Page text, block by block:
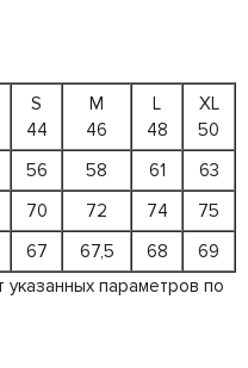
S
44
M
46
L
48
XL
50
56 58 61
63
70 72 74
75
67 67,5 68
69
указанных параметров по